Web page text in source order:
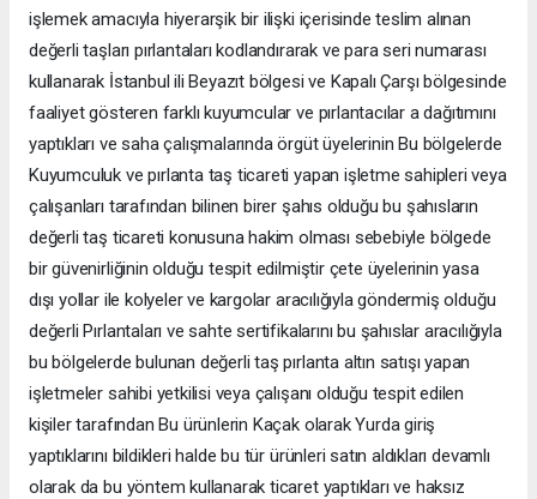
işlemek amacıyla hiyerarşik bir ilişki içerisinde teslim alınan
değerli taşları pırlantaları kodlandırarak ve para seri numarası
kullanarak İstanbul ili Beyazıt bölgesi ve Kapalı Çarşı bölgesinde
faaliyet gösteren farklı kuyumcular ve pırlantacılar a dağıtımını
yaptıkları ve saha çalışmalarında örgüt üyelerinin Bu bölgelerde
Kuyumculuk ve pırlanta taş ticareti yapan işletme sahipleri veya
çalışanları tarafından bilinen birer şahıs olduğu bu şahısların
değerli taş ticareti konusuna hakim olması sebebiyle bölgede
bir güvenirliğinin olduğu tespit edilmiştir çete üyelerinin yasa
dışı yollar ile kolyeler ve kargolar aracılığıyla göndermiş olduğu
değerli Pırlantaları ve sahte sertifikalarını bu şahıslar aracılığıyla
bu bölgelerde bulunan değerli taş pırlanta altın satışı yapan
işletmeler sahibi yetkilisi veya çalışanı olduğu tespit edilen
kişiler tarafından Bu ürünlerin Kaçak olarak Yurda giriş
yaptıklarını bildikleri halde bu tür ürünleri satın aldıkları devamlı
olarak da bu yöntem kullanarak ticaret yaptıkları ve haksız